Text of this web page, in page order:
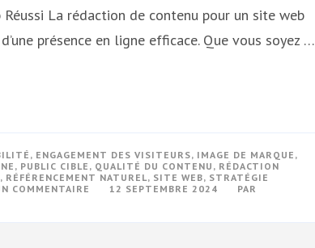
La rédaction de contenu pour un site web
présence en ligne efficace. Que vous soyez …
, ENGAGEMENT DES VISITEURS, IMAGE DE MARQUE ,
, PUBLIC CIBLE , QUALITÉ DU CONTENU , RÉDACTION
, RÉFÉRENCEMENT NATUREL, SITE WEB, STRATÉGIE
COMMENTAIRE
SUR12 SEPTEMBRE 2024
PAR